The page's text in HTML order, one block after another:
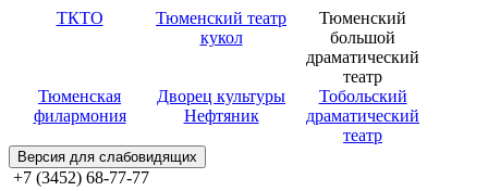
ТКТО
Тюменский театр
кукол
Тюменский
большой
драматический
театр
Тюменская
филармония
Дворец культуры
Нефтяник
Тобольский
драматический
театр
Версия для слабовидящих
+7 (3452) 68-77-77